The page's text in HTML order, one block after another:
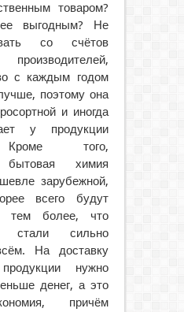
товаром?
выгодным? Не
со счётов
с каждым годом
поэтому она
и иногда
у продукции
Кроме того,
бытовая химия
зарубежной,
всего будут
тем более, что
стали сильно
На доставку
продукции нужно
денег, а это
причём